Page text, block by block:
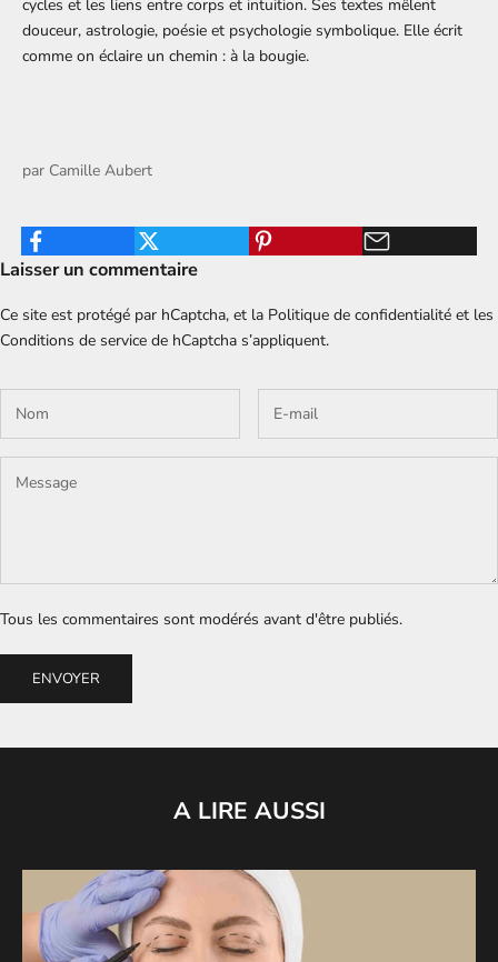
cycles et les liens entre corps et intuition. Ses textes mêlent
douceur, astrologie, poésie et psychologie symbolique. Elle écrit
comme on éclaire un chemin : à la bougie.
par Camille Aubert
Laisser un commentaire
Ce site est protégé par hCaptcha, et la Politique de confidentialité et les
Conditions de service de hCaptcha s’appliquent.
Tous les commentaires sont modérés avant d'être publiés.
ENVOYER
A LIRE AUSSI